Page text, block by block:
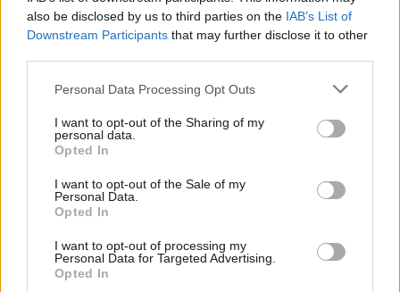
also be disclosed by us to third parties on the IAB’s List of
Downstream Participants that may further disclose it to other
Personal Data Processing Opt Outs
I want to opt-out of the Sharing of my
personal data.
Opted In
I want to opt-out of the Sale of my
Personal Data.
Opted In
I want to opt-out of processing my
Personal Data for Targeted Advertising.
Opted In